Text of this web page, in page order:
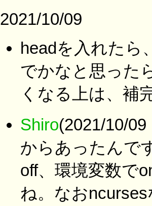
2021/10/09
headを入れたら
でかなと思った
くなる上は、補
Shiro(2021/10/
からあったんで
off、環境変数で
ね。なお